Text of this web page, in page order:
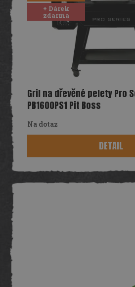
+ Dárek
zdarma
Gril na dřevěné pelety Pro
PB1600PS1 Pit Boss
Na dotaz
DETAIL